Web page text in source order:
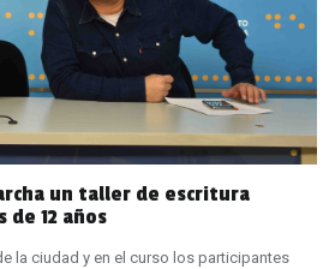
un taller de escritura
de 12 años
la ciudad y en el curso los participantes